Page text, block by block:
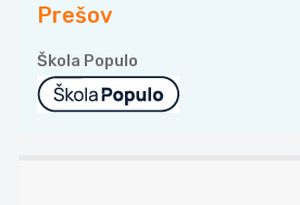
Prešov
Škola Populo